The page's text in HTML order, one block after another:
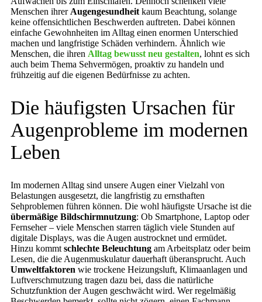
Menschen ihrer Augengesundheit kaum Beachtung, solange
keine offensichtlichen Beschwerden auftreten. Dabei können
einfache Gewohnheiten im Alltag einen enormen Unterschied
machen und langfristige Schäden verhindern. Ähnlich wie
Menschen, die ihren Alltag bewusst neu gestalten, lohnt es sich
auch beim Thema Sehvermögen, proaktiv zu handeln und
frühzeitig auf die eigenen Bedürfnisse zu achten.
Die häufigsten Ursachen für
Augenprobleme im modernen
Leben
Im modernen Alltag sind unsere Augen einer Vielzahl von
Belastungen ausgesetzt, die langfristig zu ernsthaften
Sehproblemen führen können. Die wohl häufigste Ursache ist die
übermäßige Bildschirmnutzung: Ob Smartphone, Laptop oder
Fernseher – viele Menschen starren täglich viele Stunden auf
digitale Displays, was die Augen austrocknet und ermüdet.
Hinzu kommt schlechte Beleuchtung am Arbeitsplatz oder beim
Lesen, die die Augenmuskulatur dauerhaft überansprucht. Auch
Umweltfaktoren wie trockene Heizungsluft, Klimaanlagen und
Luftverschmutzung tragen dazu bei, dass die natürliche
Schutzfunktion der Augen geschwächt wird. Wer regelmäßig